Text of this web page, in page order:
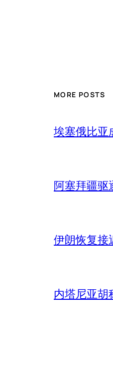
MORE POSTS
埃塞俄比亚
阿塞拜疆驱
伊朗恢复接
内塔尼亚胡